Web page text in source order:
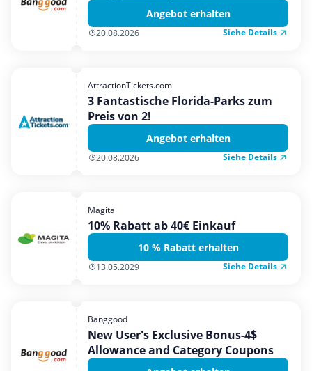
Angebot erhalten
20.08.2026 Siehe Details
AttractionTickets.com
3 Fantastische Florida-Parks zum
Preis von 2!
Angebot erhalten
20.08.2026 Siehe Details
Magita
10% Rabatt ab 40€ Einkauf
10 % Rabatt erhalten
13.05.2029 Siehe Details
Banggood
New User's Exclusive Bonus-4$
Allowance and Category Coupons